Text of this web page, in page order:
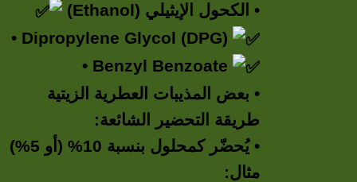
• الكحول الإيثيلي (Ethanol)
• Dipropylene Glycol (DPG)
• Benzyl Benzoate
• بعض المذيبات العطرية الزيتية
طريقة التحضير الشائعة:
• يُحضّر كمحلول بنسبة 10% (أو 5%)
مثال: